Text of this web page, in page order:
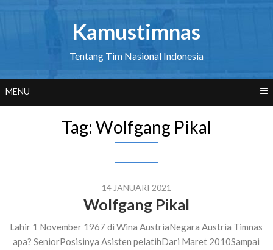
Kamustimnas
Tentang Tim Nasional Indonesia
MENU
Tag: Wolfgang Pikal
14 JANUARI 2021
Wolfgang Pikal
Lahir 1 November 1967 di Wina AustriaNegara Austria Timnas
apa? SeniorPosisinya Asisten pelatihDari Maret 2010Sampai